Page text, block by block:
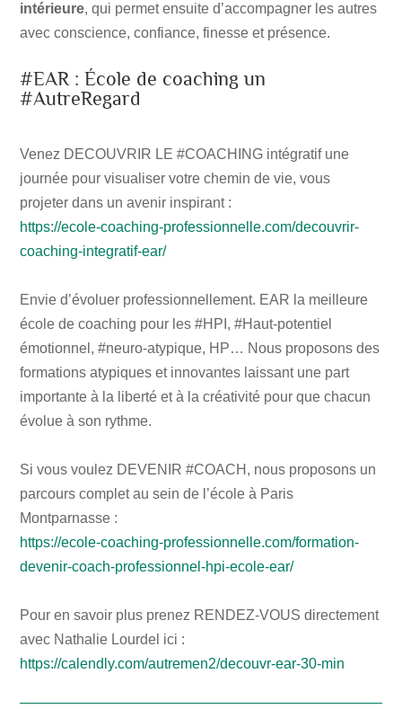
intérieure, qui permet ensuite d’accompagner les autres
avec conscience, confiance, finesse et présence.
#EAR : École de coaching un
#AutreRegard
Venez DECOUVRIR LE #COACHING intégratif une
journée pour visualiser votre chemin de vie, vous
projeter dans un avenir inspirant :
https://ecole-coaching-professionnelle.com/decouvrir-
coaching-integratif-ear/
Envie d’évoluer professionnellement. EAR la meilleure
école de coaching pour les #HPI, #Haut-potentiel
émotionnel, #neuro-atypique, HP… Nous proposons des
formations atypiques et innovantes laissant une part
importante à la liberté et à la créativité pour que chacun
évolue à son rythme.
Si vous voulez DEVENIR #COACH, nous proposons un
parcours complet au sein de l’école à Paris
Montparnasse :
https://ecole-coaching-professionnelle.com/formation-
devenir-coach-professionnel-hpi-ecole-ear/
Pour en savoir plus prenez RENDEZ-VOUS directement
avec Nathalie Lourdel ici :
https://calendly.com/autremen2/decouvr-ear-30-min